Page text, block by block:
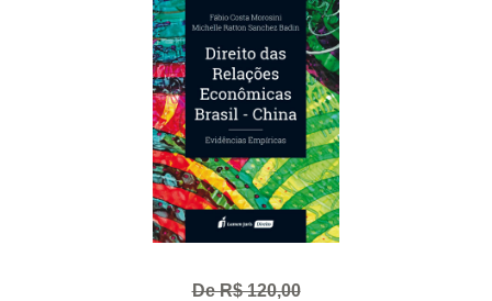
De R$ 120,00